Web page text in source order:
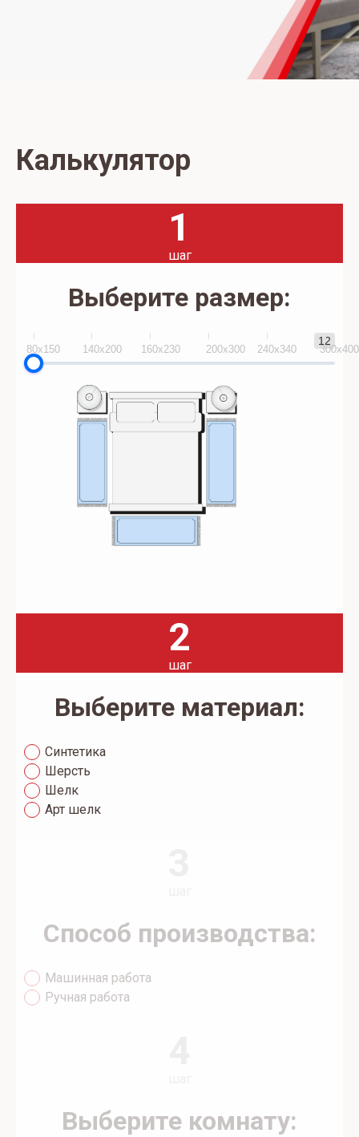
Калькулятор
1
шаг
Выберите размер:
12
80x150 140х200 160х230 200х300 240х340 300х400
2
шаг
Выберите материал:
Синтетика
Шерсть
Шелк
Арт шелк
Способ производства:
Машинная работа
Ручная работа
Выберите комнату: